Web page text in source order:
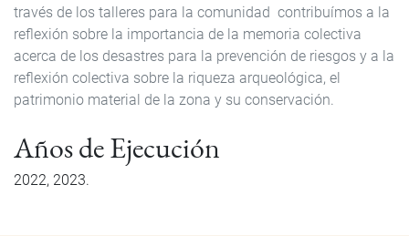
través de los talleres para la comunidad contribuímos a la
reflexión sobre la importancia de la memoria colectiva
acerca de los desastres para la prevención de riesgos y a la
reflexión colectiva sobre la riqueza arqueológica, el
patrimonio material de la zona y su conservación.
Años de Ejecución
2022 2023